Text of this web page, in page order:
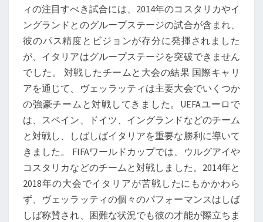
ィの注目すべき試合には、2014年のコスタリカやイ
ングランドとのグループステージの試合が含まれ、
彼のパス精度とビジョンが存分に発揮されました
が、イタリアはグループステージを突破できません
でした。 対戦したチームと大会の結果 国際キャリ
アを通じて、ヴェッラッティは主要大会でいくつか
の強豪チームと対戦してきました。UEFAユーロで
は、スペイン、ドイツ、イングランドなどのチーム
と対戦し、しばしばイタリアを重要な勝利に導いて
きました。 FIFAワールドカップでは、ウルグアイや
コスタリカなどのチームと対戦しました。2014年と
2018年の大会でイタリアが苦戦したにもかかわら
ず、ヴェッラッティの個々のパフォーマンスはしば
しば称賛され、困難な状況でも彼の才能が際立ちま